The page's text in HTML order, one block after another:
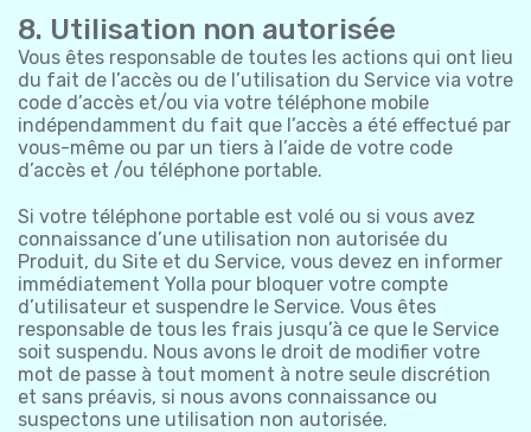
8. Utilisation non autorisée
Vous êtes responsable de toutes les actions qui ont lieu
du fait de l’accès ou de l’utilisation du Service via votre
code d’accès et/ou via votre téléphone mobile
indépendamment du fait que l’accès a été effectué par
vous-même ou par un tiers à l’aide de votre code
d’accès et /ou téléphone portable.
Si votre téléphone portable est volé ou si vous avez
connaissance d’une utilisation non autorisée du
Produit, du Site et du Service, vous devez en informer
immédiatement Yolla pour bloquer votre compte
d’utilisateur et suspendre le Service. Vous êtes
responsable de tous les frais jusqu’à ce que le Service
soit suspendu. Nous avons le droit de modifier votre
mot de passe à tout moment à notre seule discrétion
et sans préavis, si nous avons connaissance ou
suspectons une utilisation non autorisée.